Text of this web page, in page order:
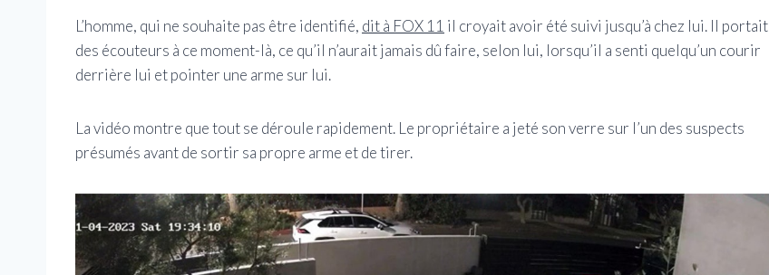
L’homme, qui ne souhaite pas être identifié, dit à FOX 11 il croyait avoir été suivi jusqu’à chez lui. Il portait
des écouteurs à ce moment-là, ce qu’il n’aurait jamais dû faire, selon lui, lorsqu’il a senti quelqu’un courir
derrière lui et pointer une arme sur lui.
La vidéo montre que tout se déroule rapidement. Le propriétaire a jeté son verre sur l’un des suspects
présumés avant de sortir sa propre arme et de tirer.